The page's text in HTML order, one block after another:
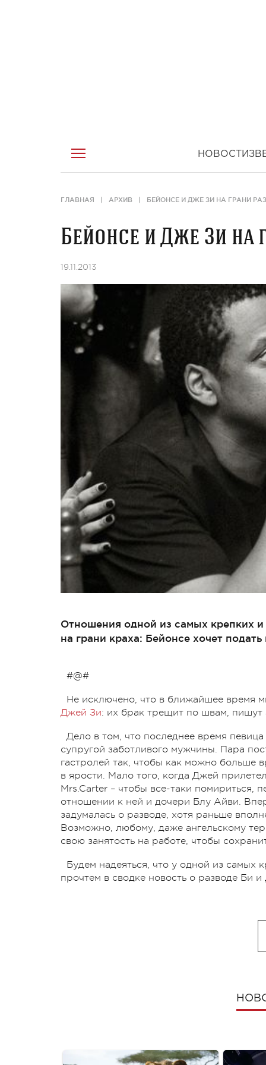
НОВОСТИ
ГЛАВНАЯ АРХИВ БЕЙОНСЕ И ДЖЕ ЗИ НА ГРАНИ
Бейонсе и Дже Зи на
19.11.2013
Отношения одной из самых крепких
на грани краха: Бейонсе хочет подать
#@#
Не исключено, что в ближайшее время
Джей Зи: их брак трещит по швам,
Дело в том, что последнее время
супругой заботливого мужчины. Пара
гастролей так, чтобы как можно больше
в ярости. Мало того, когда Джей
Mrs.Carter – чтобы все-таки помириться,
отношении к ней и дочери Блу Айви.
задумалась о разводе, хотя раньше
Возможно, любому, даже ангельскому
свою занятость на работе, чтобы
Будем надеяться, что у одной из самых
прочтем в сводке новость о разводе Би